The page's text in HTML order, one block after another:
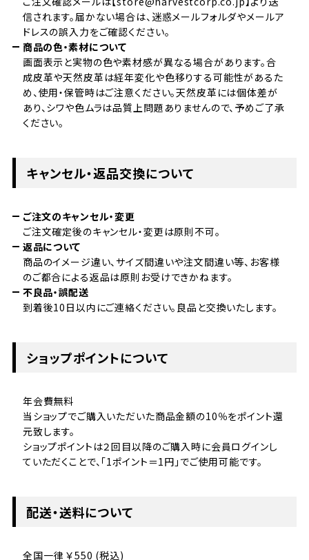
信されます。届かない場合は、迷惑メールフォルダやメールア
ドレスの誤入力をご確認ください。
商品の色・素材について
画面表示と実物の色や素材感が異なる場合があります。合
成皮革や天然皮革は経年変化や色移りする可能性があるた
め、使用・保管時はご注意ください。天然皮革には個体差が
あり、シワや色ムラは品質上問題ありませんので、予めご了承
ください。
キャンセル・返品交換について
ご注文のキャンセル・変更
ご注文確定後のキャンセル・変更は原則不可。
返品について
商品のイメージ違い、サイズ間違いや注文間違い等、お客様
のご都合による返品は原則お受けできかねます。
不良品・誤配送
到着後10日以内にご連絡ください。良品と交換いたします。
ショップポイントについて
年会費無料
当ショップでご購入いただいた商品金額の10％をポイント還
元致します。
ショップポイントは２回目以降のご購入時に会員ログインし
ていただくことで、「1ポイント＝1円」でご使用可能です。
配送・送料について
全国一律 ￥550 (税込)